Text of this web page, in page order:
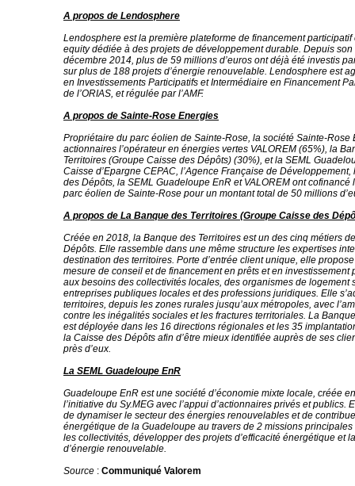
A propos de Lendosphere
Lendosphere est la première plateforme de financement participatif
equity dédiée à des projets de développement durable. Depuis
décembre 2014, plus de 59 millions d’euros ont déjà été investis
sur plus de 188 projets d’énergie renouvelable. Lendosphere est
en Investissements Participatifs et Intermédiaire en Financement
de l’ORIAS, et régulée par l’AMF.
A propos de Sainte-Rose Energies
Propriétaire du parc éolien de Sainte-Rose, la société Sainte-Rose
actionnaires l’opérateur en énergies vertes VALOREM (65%), la
Territoires (Groupe Caisse des Dépôts) (30%), et la SEML
Caisse d’Epargne CEPAC, l’Agence Française de
des Dépôts, la SEML Guadeloupe EnR et VALOREM ont cofinancé
parc éolien de Sainte-Rose pour un montant total de 50 millions
A propos de La Banque des Territoires (Groupe Caisse des
Créée en 2018, la Banque des Territoires est un des cinq métiers
Dépôts. Elle rassemble dans une même structure les expertises
destination des territoires. Porte d’entrée client unique, elle
mesure de conseil et de financement en prêts et en investissement
aux besoins des collectivités locales, des organismes de logement
entreprises publiques locales et des professions juridiques. Elle
territoires, depuis les zones rurales jusqu’aux métropoles, avec
contre les inégalités sociales et les fractures territoriales. La
est déployée dans les 16 directions régionales et les 35
la Caisse des Dépôts afin d’être mieux identifiée auprès de ses
près d’eux.
La SEML Guadeloupe EnR
Guadeloupe EnR est une société d’économie mixte locale, créée
l’initiative du Sy.MEG avec l’appui d’actionnaires privés et publics.
de dynamiser le secteur des énergies renouvelables et de
énergétique de la Guadeloupe au travers de 2 missions
les collectivités, développer des projets d’efficacité énergétique et
d’énergie renouvelable.
Source : Communiqué Valorem